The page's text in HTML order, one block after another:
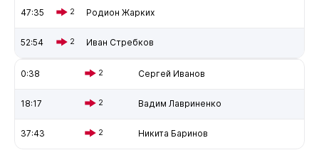
47:35 2 Родион Жарких
52:54 2 Иван Стребков
0:38 2 Сергей Иванов
18:17 2 Вадим Лавриненко
37:43 2 Никита Баринов